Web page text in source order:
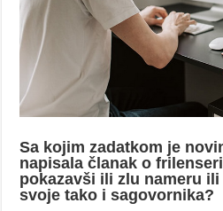
Sa kojim zadatkom je
napisala članak o
pokazavši ili zlu nameru
svoje tako i sagovornika?